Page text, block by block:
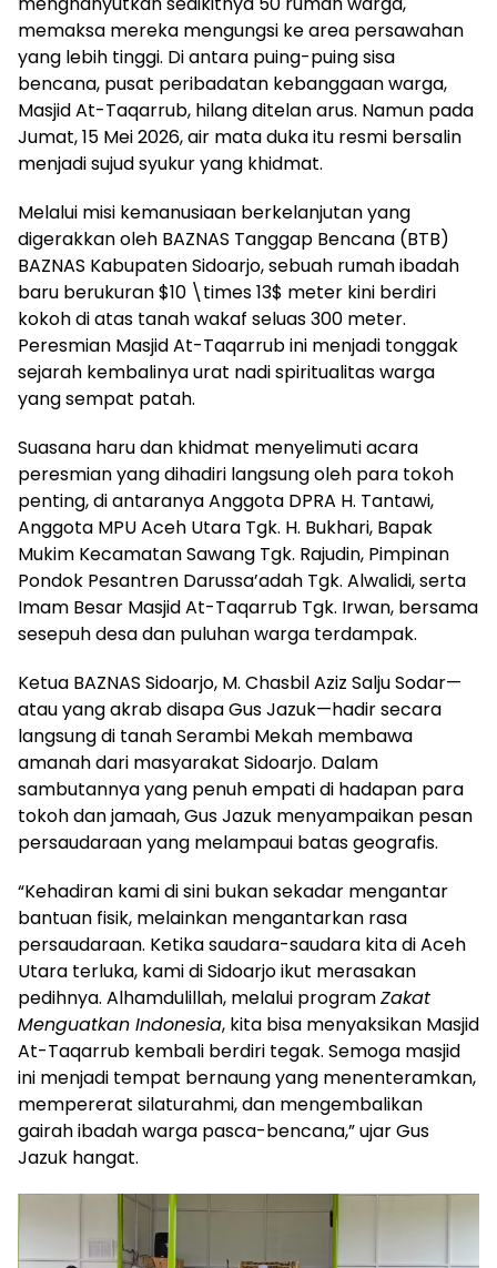
memaksa mereka mengungsi ke area persawahan
yang lebih tinggi. Di antara puing-puing sisa
bencana, pusat peribadatan kebanggaan warga,
Masjid At-Taqarrub, hilang ditelan arus. Namun pada
Jumat, 15 Mei 2026, air mata duka itu resmi bersalin
menjadi sujud syukur yang khidmat.
Melalui misi kemanusiaan berkelanjutan yang
digerakkan oleh BAZNAS Tanggap Bencana (BTB)
BAZNAS Kabupaten Sidoarjo, sebuah rumah ibadah
baru berukuran $10 \times 13$ meter kini berdiri
kokoh di atas tanah wakaf seluas 300 meter.
Peresmian Masjid At-Taqarrub ini menjadi tonggak
sejarah kembalinya urat nadi spiritualitas warga
yang sempat patah.
Suasana haru dan khidmat menyelimuti acara
peresmian yang dihadiri langsung oleh para tokoh
penting, di antaranya Anggota DPRA H. Tantawi,
Anggota MPU Aceh Utara Tgk. H. Bukhari, Bapak
Mukim Kecamatan Sawang Tgk. Rajudin, Pimpinan
Pondok Pesantren Darussa’adah Tgk. Alwalidi, serta
Imam Besar Masjid At-Taqarrub Tgk. Irwan, bersama
sesepuh desa dan puluhan warga terdampak.
Ketua BAZNAS Sidoarjo, M. Chasbil Aziz Salju Sodar—
atau yang akrab disapa Gus Jazuk—hadir secara
langsung di tanah Serambi Mekah membawa
amanah dari masyarakat Sidoarjo. Dalam
sambutannya yang penuh empati di hadapan para
tokoh dan jamaah, Gus Jazuk menyampaikan pesan
persaudaraan yang melampaui batas geografis.
“Kehadiran kami di sini bukan sekadar mengantar
bantuan fisik, melainkan mengantarkan rasa
persaudaraan. Ketika saudara-saudara kita di Aceh
Utara terluka, kami di Sidoarjo ikut merasakan
pedihnya. Alhamdulillah, melalui programZakat
Menguatkan Indonesia, kita bisa menyaksikan Masjid
At-Taqarrub kembali berdiri tegak. Semoga masjid
ini menjadi tempat bernaung yang menenteramkan,
mempererat silaturahmi, dan mengembalikan
gairah ibadah warga pasca-bencana,” ujar Gus
Jazuk hangat.